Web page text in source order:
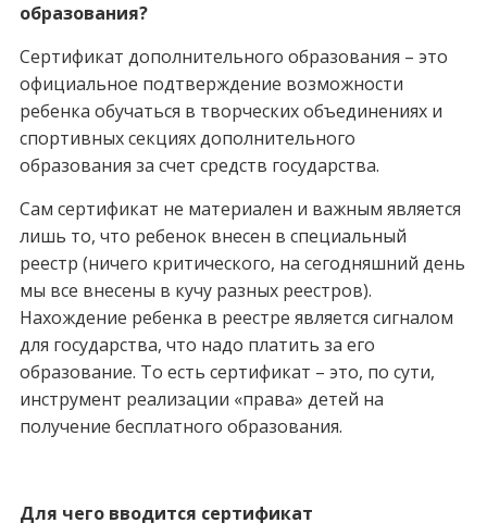
образования?
Сертификат дополнительного образования – это
официальное подтверждение возможности
ребенка обучаться в творческих объединениях и
спортивных секциях дополнительного
образования за счет средств государства.
Сам сертификат не материален и важным является
лишь то, что ребенок внесен в специальный
реестр (ничего критического, на сегодняшний день
мы все внесены в кучу разных реестров).
Нахождение ребенка в реестре является сигналом
для государства, что надо платить за его
образование. То есть сертификат – это, по сути,
инструмент реализации «права» детей на
получение бесплатного образования.
Для чего вводится сертификат